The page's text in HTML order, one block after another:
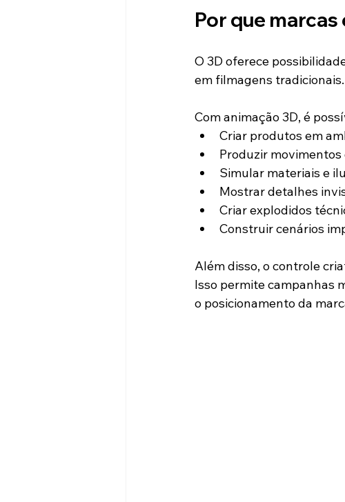
Por que
O 3D oferece
em filmagens tradicionais.
Com animação 3D, é
Criar produtos em
Produzir
Simular materiais e
Mostrar detalhes
Criar explodidos
Construir cenários
Além disso, o controle
Isso permite campanhas
o posicionamento da